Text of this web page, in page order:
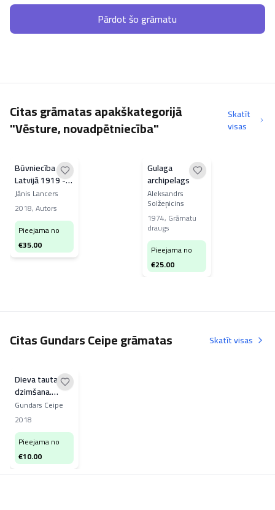
Pārdot šo grāmatu
Citas grāmatas apakškategorijā
"Vēsture, novadpētniecība"
Skatīt
visas
Būvniecība
Latvijā 1919 -
2018, 3.sējums
Jānis Lancers
2018,Autors
Pieejama no
€35.00
Gulaga
archipelags
Aleksandrs
Solžeņicins
1974, Grāmatu
draugs
Pieejama no
€25.00
Citas Gundars Ceipe grāmatas Skatīt visas
Dieva tautas
dzimšana.
Latvieši
Gundars Ceipe
2018
Pieejama no
€10.00